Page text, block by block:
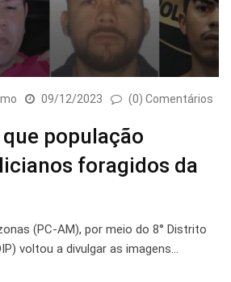
09/12/2023 (0) Comentários
população
foragidos da
(PC-AM), por meio do 8° Distrito
voltou a divulgar as imagens…